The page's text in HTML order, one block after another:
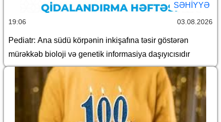
SƏHIYYƏ
19:06 03.08.2026
Pediatr: Ana südü körpənin inkişafına təsir göstərən
mürəkkəb bioloji və genetik informasiya daşıyıcısıdır